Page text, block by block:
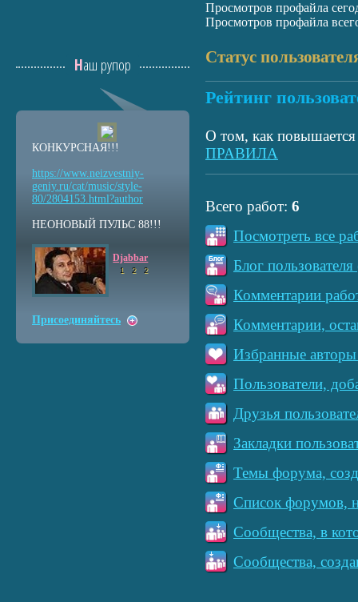
Просмотров профайла
Просмотров профайла
Статус
Рейтинг
О том, как повышается
ПРАВИЛА
Всего работ: 6
Посмотреть все
Блог
Комментарии
Комментарии,
Избранные авторы
Пользователи,
Друзья
Закладки
Темы форума,
Список форумов,
Сообщества, в
Сообщества,
Наш рупор
КОНКУРСНАЯ!!!
https://www.neizvestniy-
geniy.ru/cat/music/style-
80/2804153.html?author
НЕОНОВЫЙ ПУЛЬС 88!!!
Djabbar
1 2 2
Присоединяйтесь